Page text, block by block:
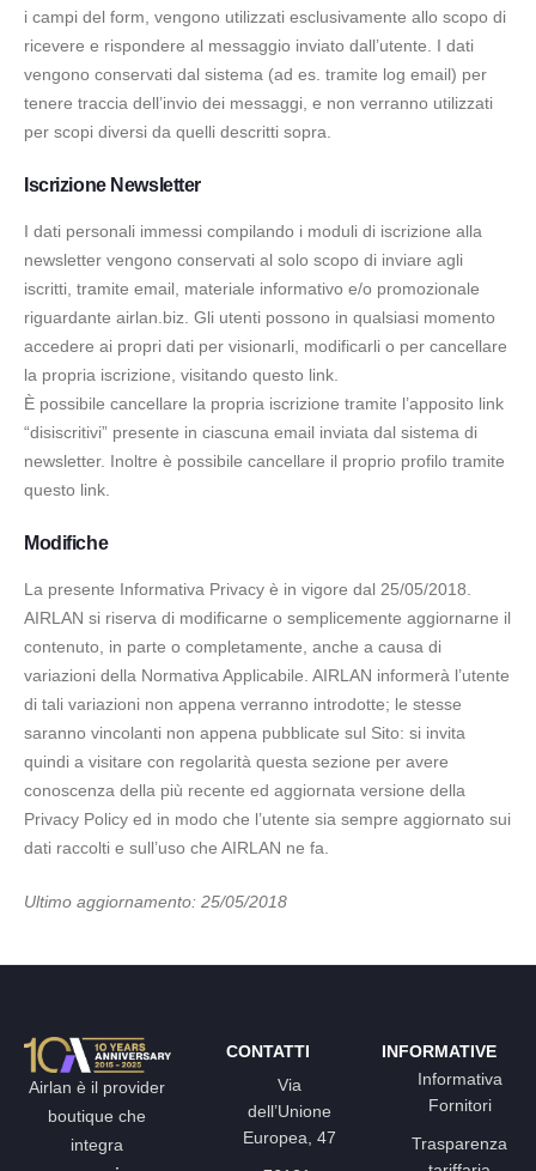
i campi del form, vengono utilizzati esclusivamente allo scopo di
ricevere e rispondere al messaggio inviato dall’utente. I dati
vengono conservati dal sistema (ad es. tramite log email) per
tenere traccia dell’invio dei messaggi, e non verranno utilizzati
per scopi diversi da quelli descritti sopra.
Iscrizione Newsletter
I dati personali immessi compilando i moduli di iscrizione alla
newsletter vengono conservati al solo scopo di inviare agli
iscritti, tramite email, materiale informativo e/o promozionale
riguardante airlan.biz. Gli utenti possono in qualsiasi momento
accedere ai propri dati per visionarli, modificarli o per cancellare
la propria iscrizione, visitando questo link
È possibile cancellare la propria iscrizione tramite l’apposito link
“disiscritivi” presente in ciascuna email inviata dal sistema di
newsletter. Inoltre è possibile cancellare il proprio profilo tramite
questo link
Modifiche
La presente Informativa Privacy è in vigore dal 25/05/2018.
AIRLAN si riserva di modificarne o semplicemente aggiornarne il
contenuto, in parte o completamente, anche a causa di
variazioni della Normativa Applicabile. AIRLAN informerà l’utente
di tali variazioni non appena verranno introdotte; le stesse
saranno vincolanti non appena pubblicate sul Sito: si invita
quindi a visitare con regolarità questa sezione per avere
conoscenza della più recente ed aggiornata versione della
Privacy Policy ed in modo che l’utente sia sempre aggiornato sui
dati raccolti e sull’uso che AIRLAN ne fa.
Ultimo aggiornamento: 25/05/2018
Airlan è il provider
boutique che
integra
CONTATTI
Via
dell’Unione
Europea, 47
INFORMATIVE
Informativa
Fornitori
Trasparenza